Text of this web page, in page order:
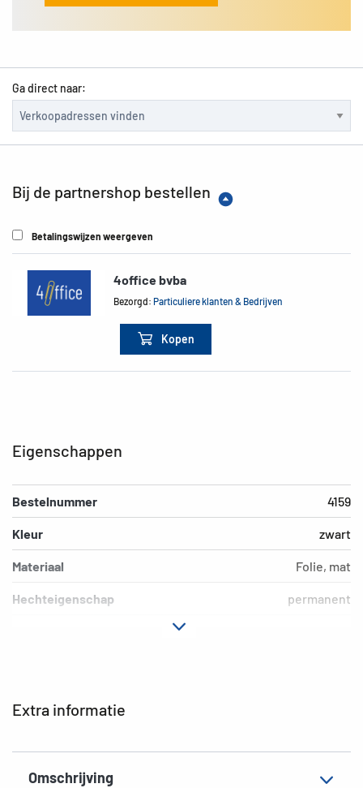
Ga direct naar:
Bij de partnershop bestellen
Betalingswijzen weergeven
4office bvba
Bezorgd:Particuliere klanten & Bedrijven
Kopen
Extra informatie
Omschrijving
Eigenschappen
Bestelnummer 4159
Kleur zwart
Materiaal Folie, mat
Hechteigenschap permanent